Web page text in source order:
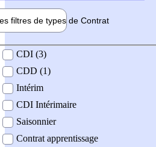
filtres de types de Contrat
contrat
CDI (3)
CDD (1)
Intérim
CDI Intérimaire
Saisonnier
Contrat apprentissage